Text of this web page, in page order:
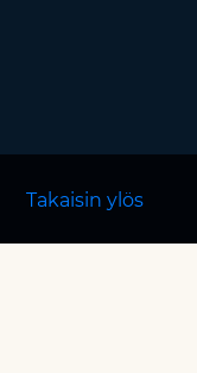
Takaisin ylös